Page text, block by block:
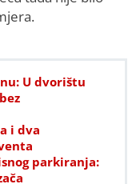
U dvorištu
i dva
parkiranja: